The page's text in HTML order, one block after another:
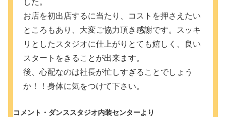
した。
お店を初出店するに当たり、コストを押さえたい
ところもあり、大変ご協力頂き感謝です。スッキ
リとしたスタジオに仕上がりとても嬉しく、良い
スタートをきることが出来ます。
後、心配なのは社長が忙しすぎることでしょう
か！！身体に気をつけて下さい。
コメント・ダンススタジオ内装センターより